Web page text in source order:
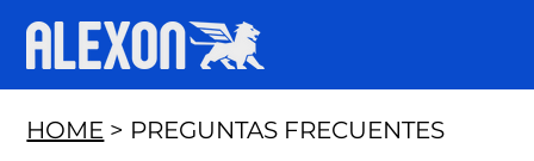
HOME > PREGUNTAS FRECUENTES